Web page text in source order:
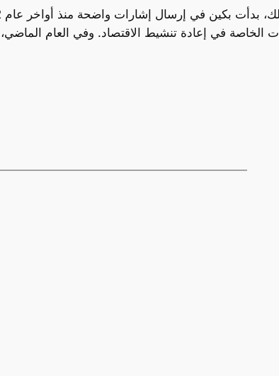
الخاصة في إعادة تنشيط الاقتصاد. وفي العام